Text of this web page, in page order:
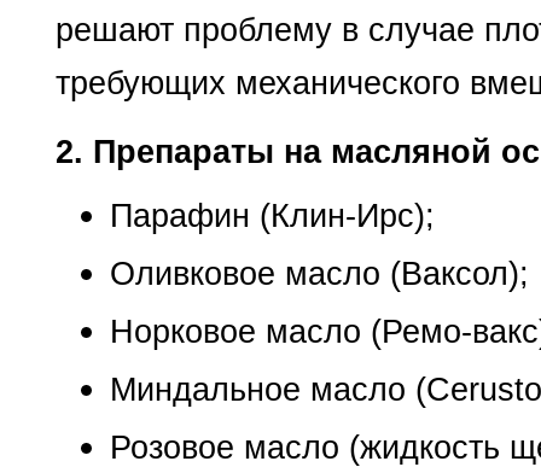
решают проблему в случае
требующих механического
2. Препараты на масляной
Парафин (Клин-Ирс);
Оливковое масло (Ваксол);
Норковое масло (Ремо-
Миндальное масло
Розовое масло (жидкость